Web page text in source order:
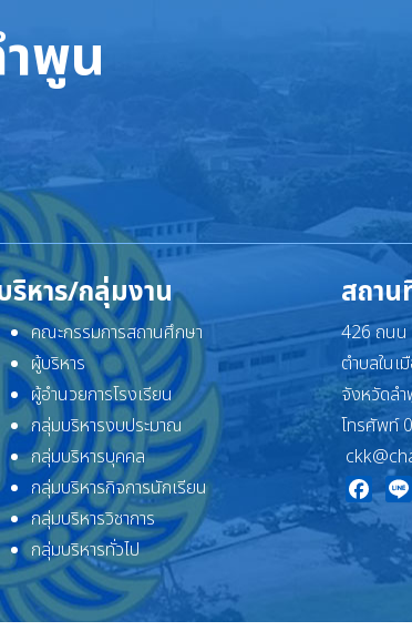
พูน
ริหาร/กลุ่มงาน
คณะกรรมการสถานศึกษา
ผู้บริหาร
ผู้อำนวยการโรงเรียน
กลุ่มบริหารงบประมาณ
กลุ่มบริหารบุคคล
กลุ่มบริหารกิจการนักเรียน
กลุ่มบริหารวิชาการ
กลุ่มบริหารทั่วไป
สถา
426 ถนน
ตำบลในเ
จังหวัดล
โทรศัพท์
Facebook